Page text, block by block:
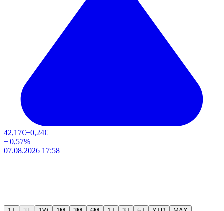
42,17€+0,24€
+0,57%
07.08.2026 17:58